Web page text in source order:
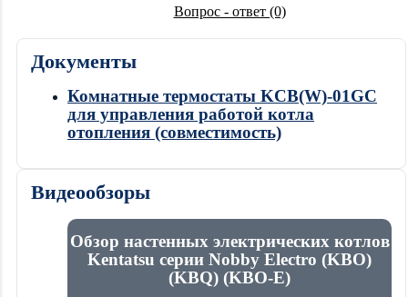
Вопрос - ответ (0)
Документы
Комнатные термостаты KCB(W)-01GC
для управления работой котла
отопления (совместимость)
Видеообзоры
Обзор настенных электрических котлов
Kentatsu серии Nobby Electro (KBO)
(KBQ) (KBO-E)